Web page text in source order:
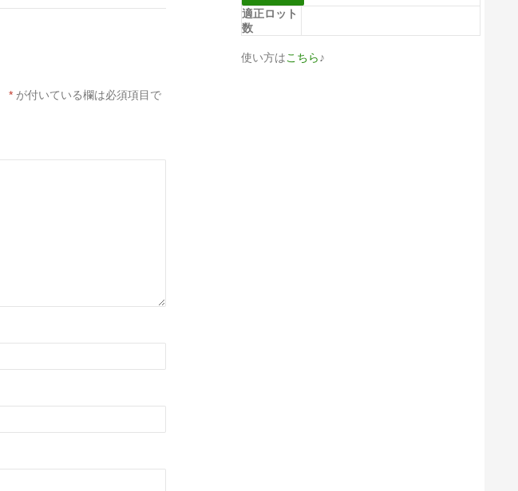
* が付いている欄は必須項目で
適正ロット
数
使い方はこちら♪